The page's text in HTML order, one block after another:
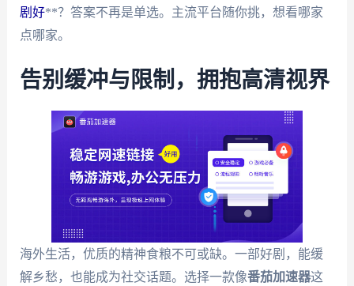
剧好**？答案不再是单选。主流平台随你挑，想看哪家
点哪家。
告别缓冲与限制，拥抱高清视界
海外生活，优质的精神食粮不可或缺。一部好剧，能缓
解乡愁，也能成为社交话题。选择一款像番茄加速器这